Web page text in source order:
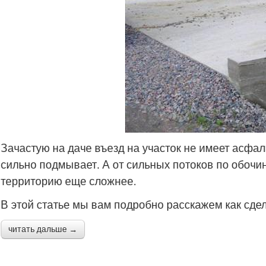
Зачастую на даче въезд на участок не имеет
сильно подмывает. А от сильных потоков по
территорию еще сложнее.
В этой статье мы вам подробно расскажем как
читать дальше →